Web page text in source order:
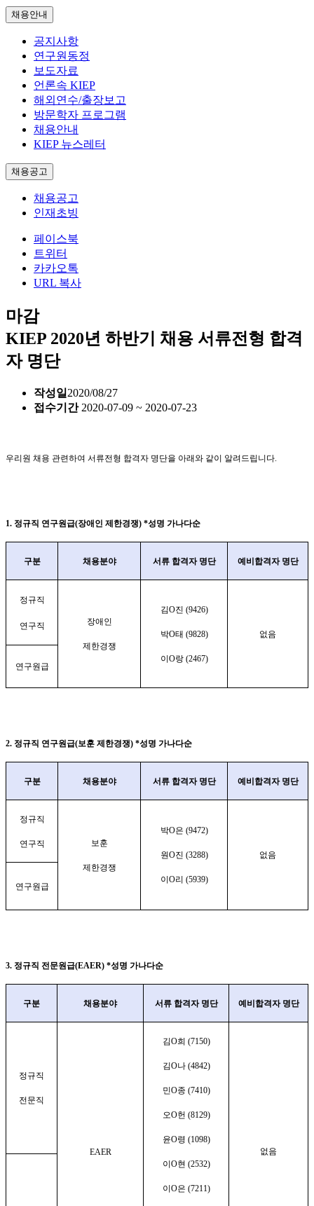
채용안내
공지사항
연구원동정
보도자료
언론속 KIEP
해외연수/출장보고
방문학자 프로그램
채용안내
KIEP 뉴스레터
채용공고
채용공고
인재초빙
페이스북
트위터
카카오톡
URL 복사
마감
KIEP 2020년 하반기 채용 서류전형 합격
자 명단
작성일 2020/08/27
접수기간 2020-07-09 ~ 2020-07-23
우리원 채용 관련하여 서류전형 합격자 명단을 아래와 같이 알려드립니다.
1. 정규직 연구원급(장애인 제한경쟁) *성명 가나다순
구분 채용분야 서류 합격자 명단 예비합격자 명단
정규직
연구직 장애인
제한경쟁
김O진 (9426)
박O태 (9828)
이 O랑 (2467)
없음
연구원급
2. 정규직 연구원급(보훈 제한경쟁) *성명 가나다순
구분 채용분야 서류 합격자 명단 예비합격자 명단
정규직
연구직 보훈
제한경쟁
박O은 (9472)
원O진 (3288)
이 O리 (5939)
없음
연구원급
3. 정규직 전문원급(EAER) *성명 가나다순
구분 채용분야 서류 합격자 명단 예비합격자 명단
정규직
전문직
EAER
김O희 (7150)
김O나 (4842)
민O종 (7410)
오O헌 (8129)
윤O령 (1098)
이 O현 (2532)
이 O은 (7211)
없음